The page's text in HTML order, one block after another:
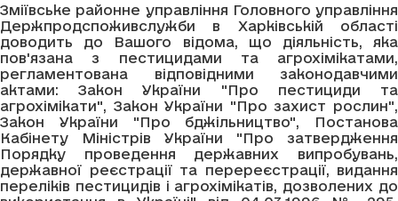
Зміївське районне управління Головного управління
Держпродспоживслужби в Харківській області
доводить до Вашого відома, що діяльність, яка
пов'язана з пестицидами та агрохімікатами,
регламентована відповідними законодавчими
актами: Закон України "Про пестициди та
агрохімікати", Закон України "Про захист рослин",
Закон України "Про бджільництво", Постанова
Кабінету Міністрів України "Про затвердження
Порядку проведення державних випробувань,
державної реєстрації та перереєстрації, видання
переліків пестицидів і агрохімікатів, дозволених до